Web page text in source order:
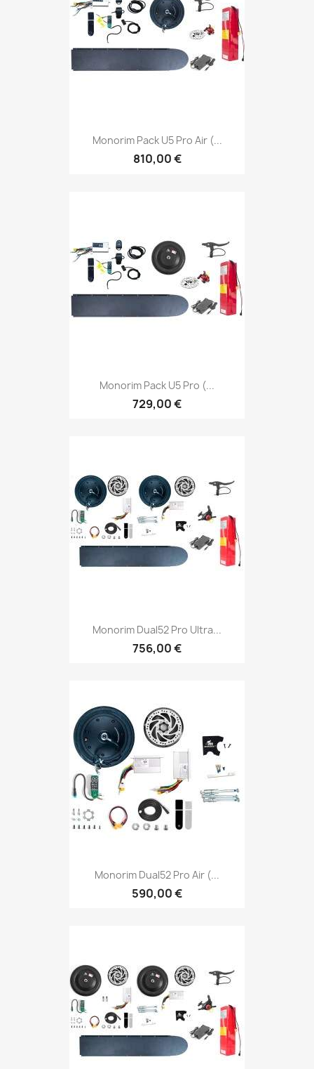
Monorim Pack U5 Pro Air (...
810,00 €
Monorim Pack U5 Pro (...
729,00 €
Monorim Dual52 Pro Ultra...
756,00 €
Monorim Dual52 Pro Air (...
590,00 €